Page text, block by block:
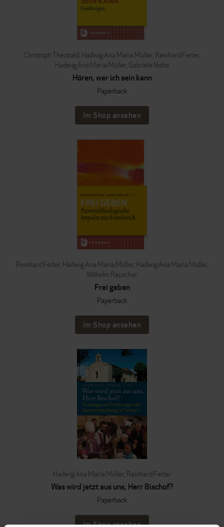
Christoph Theobald, Hadwig Ana Maria Müller, Reinhard Feiter,
Hadwig Ana Maria Müller, Gabriele Nolte
Hören, wer ich sein kann
Paperback
Im Shop ansehen
Reinhard Feiter, Hadwig Ana Maria Müller, Hadwig Ana Maria Müller,
Wilhelm Rauscher
Frei geben
Paperback
Im Shop ansehen
Hadwig Ana Maria Müller, Reinhard Feiter
Was wird jetzt aus uns, Herr Bischof?
Paperback
Im Shop ansehen